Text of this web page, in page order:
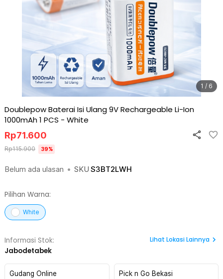
1 / 6
Doublepow Baterai Isi Ulang 9V Rechargeable Li-Ion
1000mAh 1 PCS - White
Belum ada ulasan • SKU S3BT2LWH
Rp71.600
Rp115.900 39%
Pilihan Warna:
White
Informasi Stok:
Jabodetabek
Lihat Lokasi Lainnya
Gudang Online Pick n Go Bekasi